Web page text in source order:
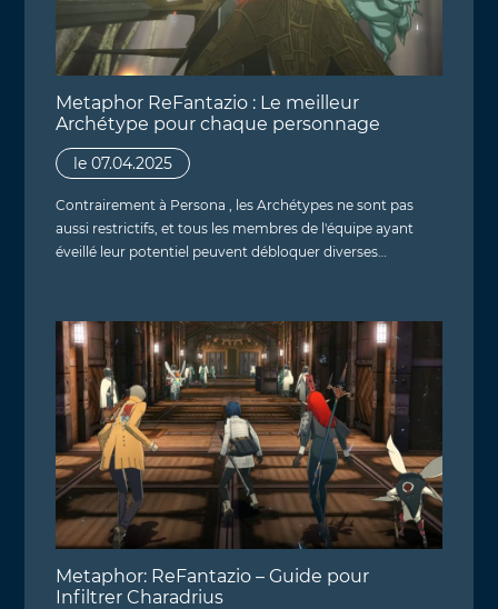
Metaphor ReFantazio : Le meilleur
Archétype pour chaque personnage
le 07.04.2025
Contrairement à Persona , les Archétypes ne sont pas
aussi restrictifs, et tous les membres de l'équipe ayant
éveillé leur potentiel peuvent débloquer diverses…
Metaphor: ReFantazio – Guide pour
Infiltrer Charadrius